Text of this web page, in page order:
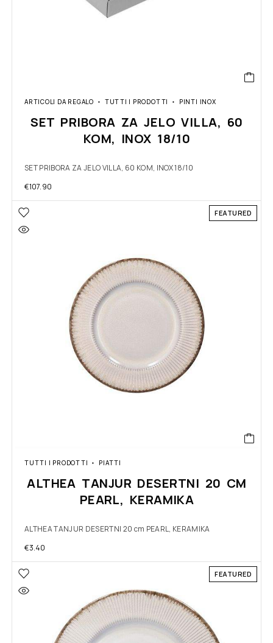
ARTICOLI DA REGALO TUTTI I PRODOTTI PINTI INOX
SET PRIBORA ZA JELO VILLA, 60
KOM, INOX 18/10
SET PRIBORA ZA JELO VILLA, 60 KOM, INOX 18/10
€107.90
FEATURED
TUTTI I PRODOTTI PIATTI
ALTHEA TANJUR DESERTNI 20 CM
PEARL, KERAMIKA
ALTHEA TANJUR DESERTNI 20 cm PEARL, KERAMIKA
€3.40
FEATURED